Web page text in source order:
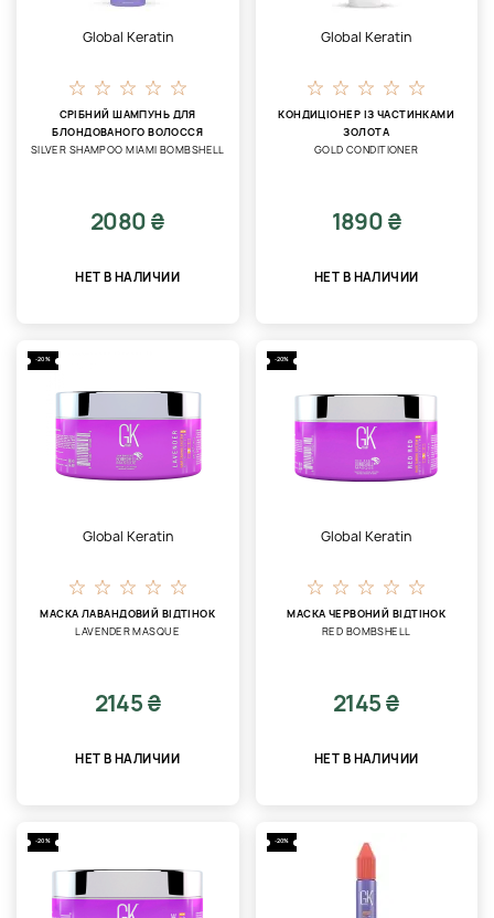
Global Keratin
СРІБНИЙ ШАМПУНЬ ДЛЯ
БЛОНДОВАНОГО ВОЛОССЯ
SILVER SHAMPOO MIAMI BOMBSHELL
2080 ₴
НЕТ В НАЛИЧИИ
Global Keratin
КОНДИЦІОНЕР ІЗ ЧАСТИНКАМИ
ЗОЛОТА
GOLD CONDITIONER
1890 ₴
НЕТ В НАЛИЧИИ
-20%
Global Keratin
МАСКА ЛАВАНДОВИЙ ВІДТІНОК
LAVENDER MASQUE
2145 ₴
НЕТ В НАЛИЧИИ
-20%
Global Keratin
МАСКА ЧЕРВОНИЙ ВІДТІНОК
RED BOMBSHELL
2145 ₴
НЕТ В НАЛИЧИИ
-20% -20%